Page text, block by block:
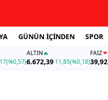
GÜNÜN İÇİNDEN SPOR
(%0,57)
ALTIN
6.672,39 11,85(%0,18)
FAİZ
39,92